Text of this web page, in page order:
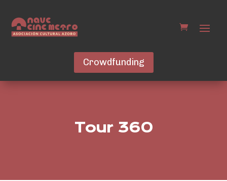
Crowdfunding
Tour 360